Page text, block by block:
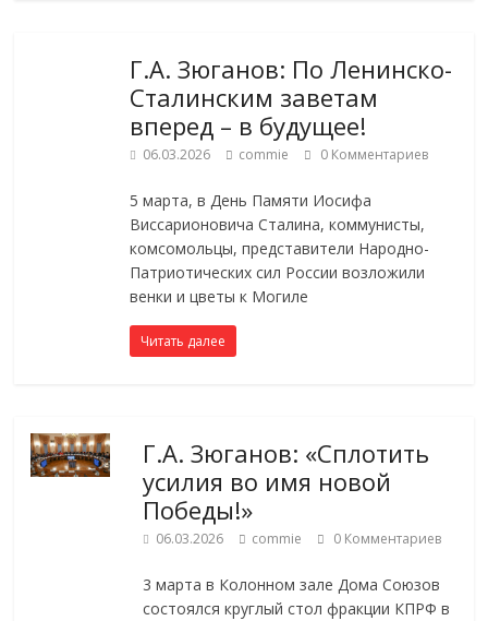
Г.А. Зюганов: По Ленинско-
Сталинским заветам
вперед – в будущее!
06.03.2026 commie 0 Комментариев
5 марта, в День Памяти Иосифа
Виссарионовича Сталина, коммунисты,
комсомольцы, представители Народно-
Патриотических сил России возложили
венки и цветы к Могиле
Читать далее
Г.А. Зюганов: «Сплотить
усилия во имя новой
Победы!»
06.03.2026 commie 0 Комментариев
3 марта в Колонном зале Дома Союзов
состоялся круглый стол фракции КПРФ в